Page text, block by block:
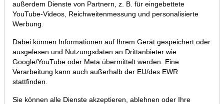
Chartanalyse Lufthansa:
gefährliche „Alles oder Nichts“-
Situation
29.06.2020 um 22:35 Uhr | P. Uhlschmied
außerdem Dienste von Partnern, z. B. für eingebettete
YouTube-Videos, Reichweitenmessung und personalisierte
Werbung.
Dabei können Informationen auf Ihrem Gerät gespeichert oder
ausgelesen und Nutzungsdaten an Drittanbieter wie
Google/YouTube oder Meta übermittelt werden. Eine
Verarbeitung kann auch außerhalb der EU/des EWR
stattfinden.
Sie können alle Dienste akzeptieren, ablehnen oder Ihre